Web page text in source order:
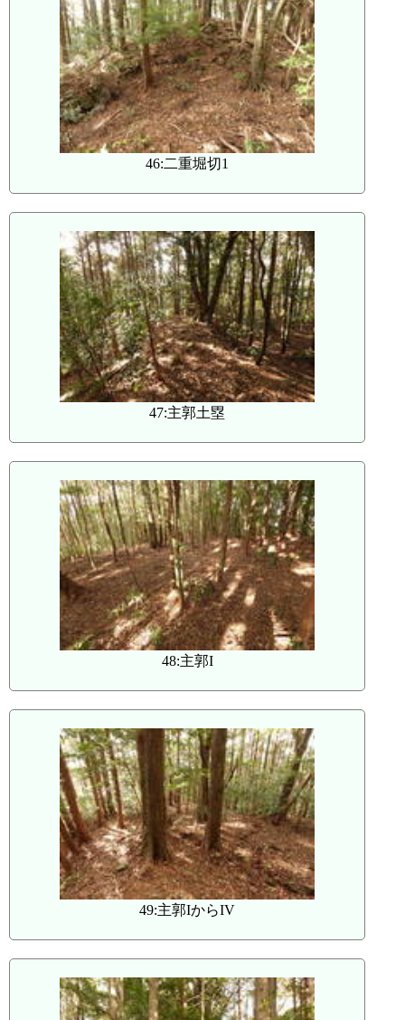
46:二重堀切1
47:主郭土塁
48:主郭I
49:主郭IからIV